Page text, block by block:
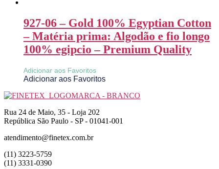
927-06 – Gold 100% Egyptian Cotton
– Matéria prima: Algodão e fio longo
100% egipcio – Premium Quality
Adicionar aos Favoritos
Adicionar aos Favoritos
Rua 24 de Maio, 35 - Loja 202
República São Paulo - SP - 01041-001
atendimento@finetex.com.br
(11) 3223-5759
(11) 3331-0390